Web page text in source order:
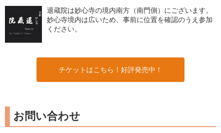
退蔵院は妙心寺の境内南方（南門側）にございます。
妙心寺境内は広いため、事前に位置を確認のうえ参加
ください。
チケットはこちら！好評発売中！
お問い合わせ